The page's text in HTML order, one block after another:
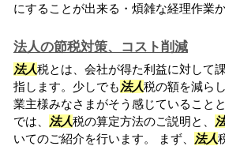
にすることが出来る・煩雑な経理作業
法人の節税対策、コスト削減
法人税とは、会社が得た利益に対して
指します。少しでも 法人税の額を減ら
業主様みなさまがそう感じていること
では、
法人税の算定方法のご説明と、
いてのご紹介を行います。 まず、
法人